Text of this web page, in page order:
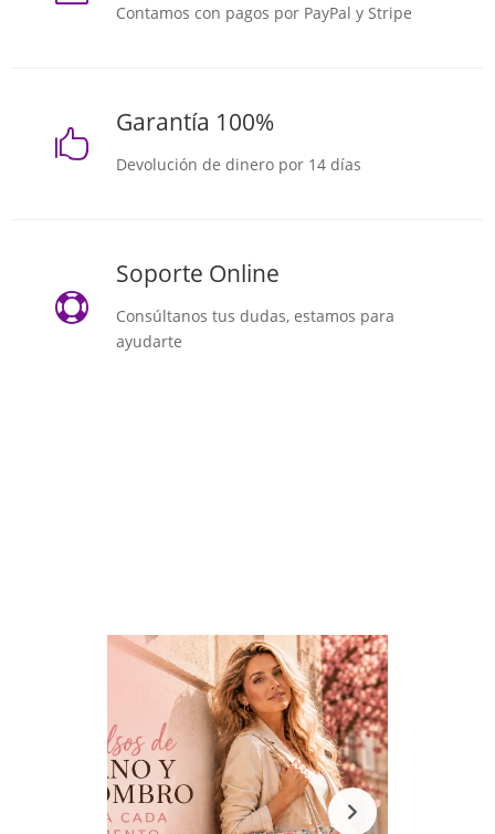
Contamos con pagos por PayPal y Stripe

Garantía 100%
Devolución de dinero por 14 días

Soporte Online
Consúltanos tus dudas, estamos para
ayudarte